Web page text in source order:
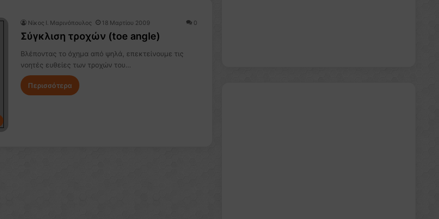
Nίκος Ι. Mαρινόπουλος 18 Μαρτίου 2009 0
Σύγκλιση τροχών (toe angle)
Βλέποντας το όχημα από ψηλά, επεκτείνουμε τις
νοητές ευθείες των τροχών του…
Περισσότερα